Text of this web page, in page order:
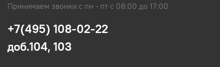
Принимаем звонки с пн - пт с 08:00 до 17:00
+7(495) 108-02-22
доб.104, 103